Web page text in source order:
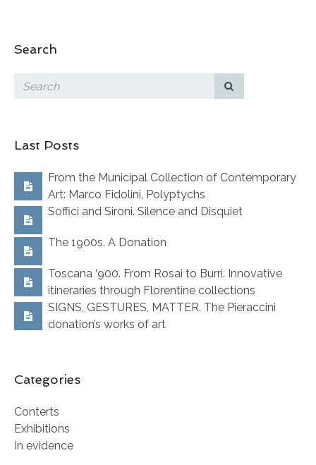
Search
Last Posts
From the Municipal Collection of Contemporary
Art: Marco Fidolini, Polyptychs
Soffici and Sironi. Silence and Disquiet
The 1900s. A Donation
Toscana ‘900. From Rosai to Burri. Innovative
itineraries through Florentine collections
SIGNS, GESTURES, MATTER. The Pieraccini
donation’s works of art
Categories
Conterts
Exhibitions
In evidence